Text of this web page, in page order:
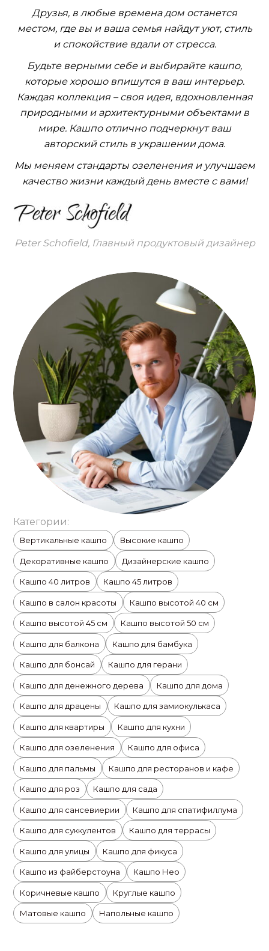
Друзья, в любые времена дом останется
местом, где вы и ваша семья найдут уют, стиль
и спокойствие вдали от стресса.
Будьте верными себе и выбирайте кашпо,
которые хорошо впишутся в ваш интерьер.
Каждая коллекция – своя идея, вдохновленная
природными и архитектурными объектами в
мире. Кашпо отлично подчеркнут ваш
авторский стиль в украшении дома.
Мы меняем стандарты озеленения и улучшаем
качество жизни каждый день вместе с вами!
Peter Schofield, Главный продуктовый дизайнер
Категории:
Вертикальные кашпо Высокие кашпо
Декоративные кашпо Дизайнерские кашпо
Кашпо 40 литров Кашпо 45 литров
Кашпо в салон красоты Кашпо высотой 40 см
Кашпо высотой 45 см Кашпо высотой 50 см
Кашпо для балкона Кашпо для бамбука
Кашпо для бонсай Кашпо для герани
Кашпо для денежного дерева Кашпо для дома
Кашпо для драцены Кашпо для замиокулькаса
Кашпо для квартиры Кашпо для кухни
Кашпо для озеленения Кашпо для офиса
Кашпо для пальмы Кашпо для ресторанов и кафе
Кашпо для роз Кашпо для сада
Кашпо для сансевиерии Кашпо для спатифиллума
Кашпо для суккулентов Кашпо для террасы
Кашпо для улицы Кашпо для фикуса
Кашпо из файберстоуна Кашпо Нео
Коричневые кашпо Круглые кашпо
Матовые кашпо Напольные кашпо